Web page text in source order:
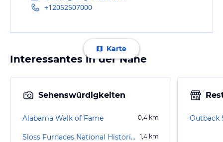
+12052507000
Karte
Interessantes in der Nähe
Sehenswürdigkeiten
Alabama Walk of Fame 0,4 km
Sloss Furnaces National Historic Landmark 1,4 km
Outback